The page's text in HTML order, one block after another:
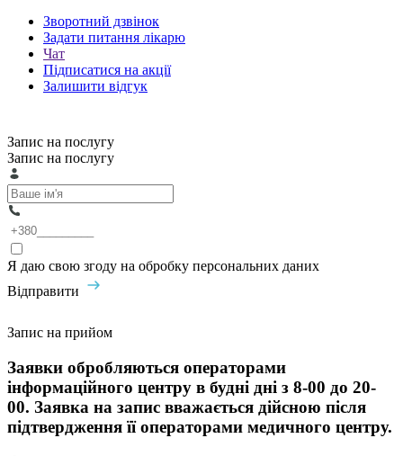
Зворотний дзвінок
Задати питання лікарю
Чат
Підписатися на акції
Залишити відгук
Запис на послугу
Запис на послугу
Я даю свою згоду на обробку персональних даних
Відправити
Запис на прийом
Заявки обробляються операторами
інформаційного центру в будні дні з 8-00 до 20-
00. Заявка на запис вважається дійсною після
підтвердження її операторами медичного центру.